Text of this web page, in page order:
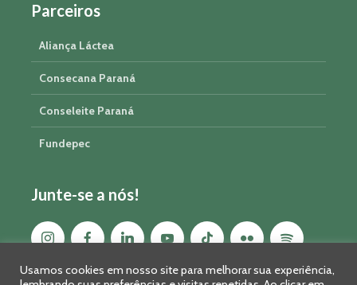
Parceiros
Aliança Láctea
Consecana Paraná
Conseleite Paraná
Fundepec
Junte-se a nós!
Usamos cookies em nosso site para melhorar sua experiência,